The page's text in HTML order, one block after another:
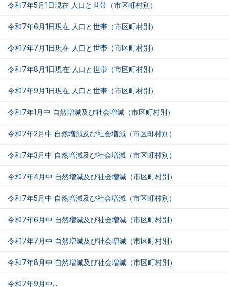
令和7年5月1日現在 人口と世帯（市区町村別）
令和7年6月1日現在 人口と世帯（市区町村別）
令和7年7月1日現在 人口と世帯（市区町村別）
令和7年8月1日現在 人口と世帯（市区町村別）
令和7年9月1日現在 人口と世帯（市区町村別）
令和7年1月中 自然増減及び社会増減（市区町村別）
令和7年2月中 自然増減及び社会増減（市区町村別）
令和7年3月中 自然増減及び社会増減（市区町村別）
令和7年4月中 自然増減及び社会増減（市区町村別）
令和7年5月中 自然増減及び社会増減（市区町村別）
令和7年6月中 自然増減及び社会増減（市区町村別）
令和7年7月中 自然増減及び社会増減（市区町村別）
令和7年8月中 自然増減及び社会増減（市区町村別）
令和7年9月中...